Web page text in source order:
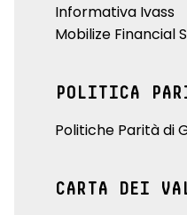
Informativa Ivass
Mobilize Financial
POLITICA
Politiche Parità di
CARTA DEI